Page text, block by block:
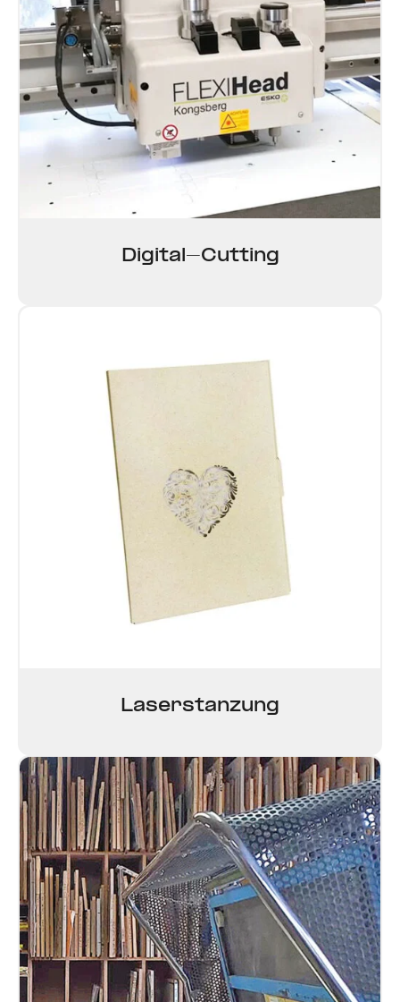
Digital-Cutting
Laser­st­anzung